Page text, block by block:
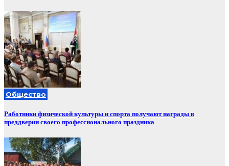
Общество
Работники физической культуры и спорта получают награды в
преддверии своего профессионального праздника